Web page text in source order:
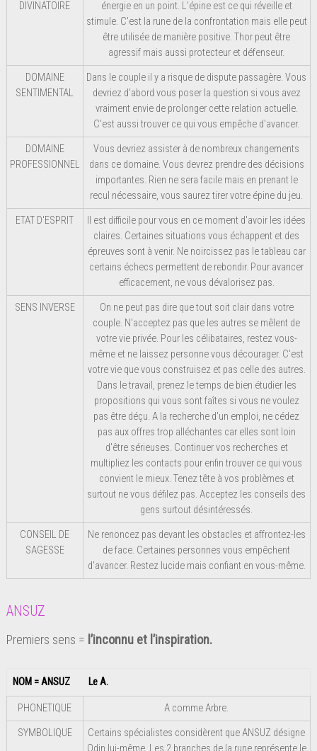
DIVINATOIRE
énergie en un point. L'épine est ce qui réveille et
stimule. C'est la rune de la confrontation mais elle peut
être utilisée de manière positive. Thor peut être
agressif mais aussi protecteur et défenseur.
DOMAINE
SENTIMENTAL
Dans le couple il y a risque de dispute passagère. Vous
devriez d'abord vous poser la question si vous avez
vraiment envie de prolonger cette relation actuelle.
C'est aussi trouver ce qui vous empêche d'avancer.
DOMAINE
PROFESSIONNEL
Vous devriez assister à de nombreux changements
dans ce domaine. Vous devrez prendre des décisions
importantes. Rien ne sera facile mais en prenant le
recul nécessaire, vous saurez tirer votre épine du jeu.
ETAT D'ESPRIT
Il est difficile pour vous en ce moment d'avoir les idées
claires. Certaines situations vous échappent et des
épreuves sont à venir. Ne noircissez pas le tableau car
certains échecs permettent de rebondir. Pour avancer
efficacement, ne vous dévalorisez pas.
SENS INVERSE
On ne peut pas dire que tout soit clair dans votre
couple. N'acceptez pas que les autres se mêlent de
votre vie privée. Pour les célibataires, restez vous-
même et ne laissez personne vous décourager. C'est
votre vie que vous construisez et pas celle des autres.
Dans le travail, prenez le temps de bien étudier les
propositions qui vous sont faîtes si vous ne voulez
pas être déçu. A la recherche d'un emploi, ne cédez
pas aux offres trop alléchantes car elles sont loin
d'être sérieuses. Continuer vos recherches et
multipliez les contacts pour enfin trouver ce qui vous
convient le mieux. Tenez tête à vos problèmes et
surtout ne vous défilez pas. Acceptez les conseils des
gens surtout désintéressés.
CONSEIL DE
SAGESSE
Ne renoncez pas devant les obstacles et affrontez-les
de face. Certaines personnes vous empêchent
d'avancer. Restez lucide mais confiant en vous-même.
ANSUZ
Premiers sens = l’inconnu et l’inspiration.
NOM = ANSUZ Le A.
PHONETIQUE A comme Arbre.
SYMBOLIQUE
Certains spécialistes considèrent que ANSUZ désigne
Odin lui-même. Les 2 branches de la rune représente le